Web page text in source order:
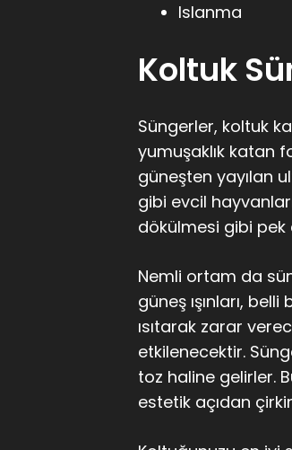
Islanma
Koltuk
Süngerler, koltuk
yumuşaklık katan
güneşten yayılan
gibi evcil
dökülmesi gibi
Nemli ortam da
güneş ışınları,
ısıtarak zarar
etkilenecektir.
toz haline gelirler.
estetik açıdan